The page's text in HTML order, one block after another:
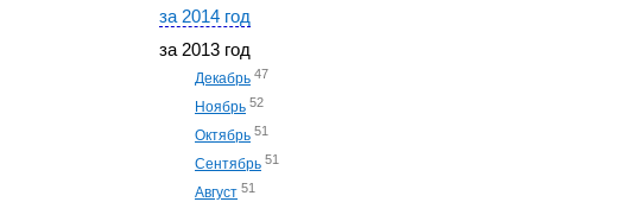
за 2014 год
за 2013 год
Декабрь 47
Ноябрь 52
Октябрь 51
Сентябрь 51
Август 51